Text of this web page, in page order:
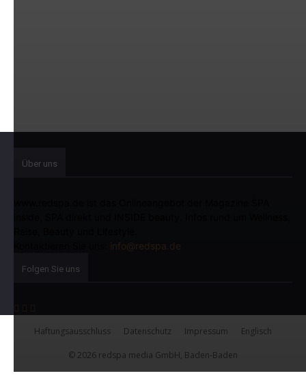
Über uns
info@redspa.de
Folgen Sie uns
Haftungsausschluss Datenschutz Impressum Englisch
© 2026 redspa media GmbH, Baden-Baden